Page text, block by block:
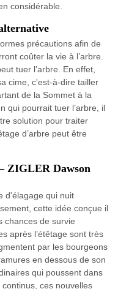
considérable.
précautions afin de
coûter la vie à l’arbre.
tuer l’arbre. En effet,
cime, c'est-à-dire tailler
de la Sommet à la
qui pourrait tuer l’arbre, il
solution pour traiter
d’arbre peut être
ZIGLER Dawson
d'élagage qui nuit
cette idée conçue il
chances de survie
après l’étêtage sont très
par les bourgeons
en dessous de son
qui poussent dans
ces nouvelles